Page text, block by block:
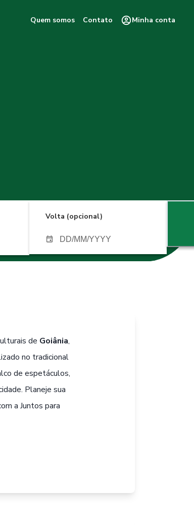
Quem somos Contato Minha conta
Volta (opcional)
de Goiânia,
no tradicional
de espetáculos,
Planeje sua
a Juntos para